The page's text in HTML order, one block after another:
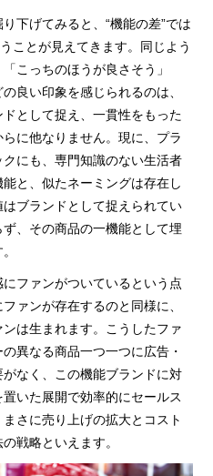
下げてみると、“機能の差”では
ことが見えてきます。同じよう
こっちのほうが良さそう」
良い印象を感じられるのは、
として捉え、一貫性をもった
に他なりません。現に、プラ
にも、専門知識のない生活者
と、似たネーミングは存在し
ブランドとして捉えられてい
、その商品の一機能として埋
ファンがついているという点
ァンが存在するのと同様に、
は生まれます。こうしたファ
異なる商品一つ一つに広告・
なく、この機能ブランドに対
いた展開で効率的にセールス
さに売り上げの拡大とコスト
戦略といえます。